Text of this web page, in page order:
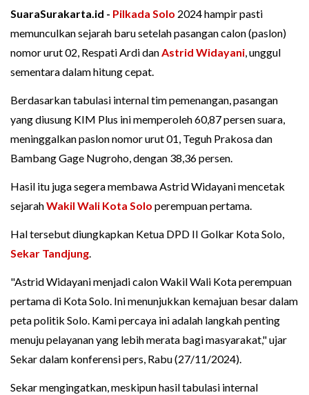
SuaraSurakarta.id - Pilkada Solo 2024 hampir pasti
memunculkan sejarah baru setelah pasangan calon (paslon)
nomor urut 02, Respati Ardi danAstrid Widayani, unggul
sementara dalam hitung cepat.
Berdasarkan tabulasi internal tim pemenangan, pasangan
yang diusung KIM Plus ini memperoleh 60,87 persen suara,
meninggalkan paslon nomor urut 01, Teguh Prakosa dan
Bambang Gage Nugroho, dengan 38,36 persen.
Hasil itu juga segera membawa Astrid Widayani mencetak
sejarahWakil Wali Kota Solo perempuan pertama.
Hal tersebut diungkapkan Ketua DPD II Golkar Kota Solo,
Sekar Tandjung.
"Astrid Widayani menjadi calon Wakil Wali Kota perempuan
pertama di Kota Solo. Ini menunjukkan kemajuan besar dalam
peta politik Solo. Kami percaya ini adalah langkah penting
menuju pelayanan yang lebih merata bagi masyarakat," ujar
Sekar dalam konferensi pers, Rabu (27/11/2024).
Sekar mengingatkan, meskipun hasil tabulasi internal